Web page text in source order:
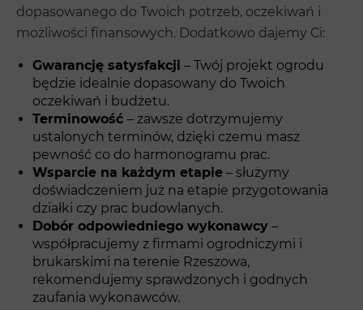
dopasowanego do Twoich potrzeb, oczekiwań i
możliwości finansowych. Dodatkowo dajemy Ci:
Gwarancję satysfakcji – Twój projekt ogrodu
będzie idealnie dopasowany do Twoich
oczekiwań i budżetu.
Terminowość – zawsze dotrzymujemy
ustalonych terminów, dzięki czemu masz
pewność co do harmonogramu prac.
Wsparcie na każdym etapie – służymy
doświadczeniem już na etapie przygotowania
działki czy prac budowlanych.
Dobór odpowiedniego wykonawcy –
współpracujemy z firmami ogrodniczymi i
brukarskimi na terenie Rzeszowa,
rekomendujemy sprawdzonych i godnych
zaufania wykonawców.